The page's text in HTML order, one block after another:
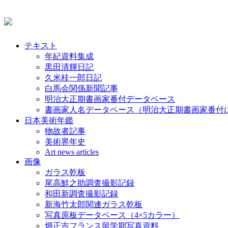
テキスト
年紀資料集成
黒田清輝日記
久米桂一郎日記
白馬会関係新聞記事
明治大正期書画家番付データベース
書画家人名データベース（明治大正期書画家番付
日本美術年鑑
物故者記事
美術界年史
Art news articles
画像
ガラス乾板
尾高鮮之助調査撮影記録
和田新調査撮影記録
新海竹太郎関連ガラス乾板
写真原板データベース（4×5カラー）
畑正吉フランス留学期写真資料